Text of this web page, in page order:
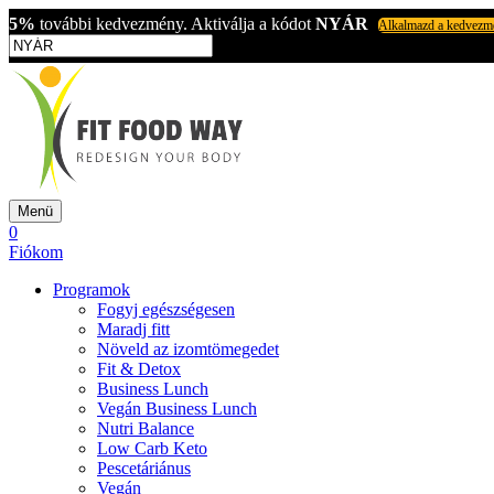
5% további kedvezmény. Aktiválja a kódot NYÁR Alkalmazd a
Menü
0
Fiókom
Programok
Fogyj egészségesen
Maradj fitt
Növeld az izomtömegedet
Fit & Detox
Business Lunch
Vegán Business Lunch
Nutri Balance
Low Carb Keto
Pescetáriánus
Vegán